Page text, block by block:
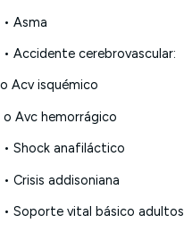
• Asma
• Accidente cerebrovascular:
o Acv isquémico
o Avc hemorrágico
• Shock anafiláctico
• Crisis addisoniana
• Soporte vital básico adultos